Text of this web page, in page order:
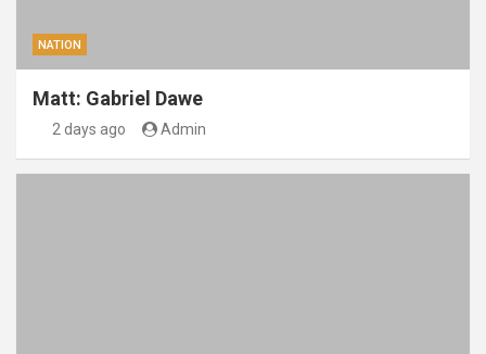
NATION
Matt: Gabriel Dawe
2 days ago Admin